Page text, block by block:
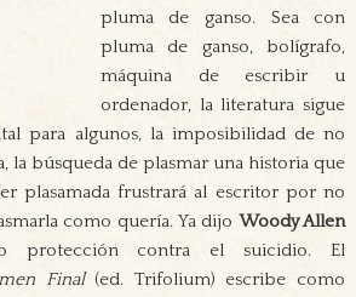
pluma de ganso. Sea con
pluma de ganso, bolígrafo,
máquina de escribir u
ordenador, la literatura sigue
para algunos, la imposibilidad de no
la búsqueda de plasmar una historia que
plasamada frustrará al escritor por no
como quería. Ya dijo Woody Allen
protección contra el suicidio. El
Final(ed. Trifolium) escribe como